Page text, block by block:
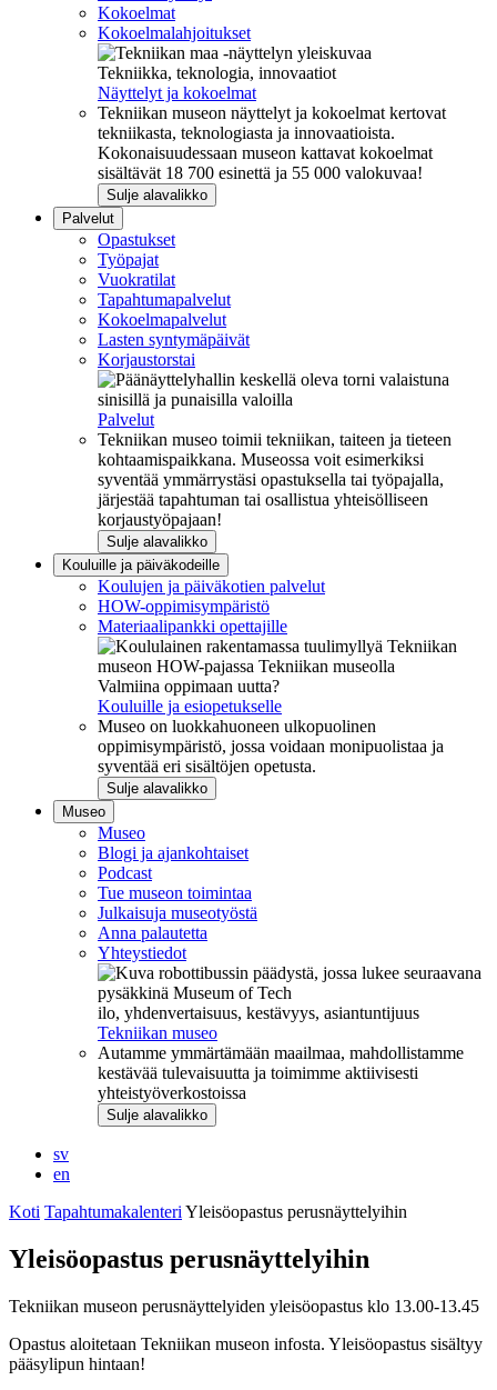
Kokoelmat
Kokoelmalahjoitukset
Tekniikka, teknologia, innovaatiot
Näyttelyt ja kokoelmat
Tekniikan museon näyttelyt ja kokoelmat kertovat
tekniikasta, teknologiasta ja innovaatioista.
Kokonaisuudessaan museon kattavat kokoelmat
sisältävät 18 700 esinettä ja 55 000 valokuvaa!
Sulje alavalikko
Palvelut
Opastukset
Työpajat
Vuokratilat
Tapahtumapalvelut
Kokoelmapalvelut
Lasten syntymäpäivät
Korjaustorstai
Palvelut
Tekniikan museo toimii tekniikan, taiteen ja tieteen
kohtaamispaikkana. Museossa voit esimerkiksi
syventää ymmärrystäsi opastuksella tai työpajalla,
järjestää tapahtuman tai osallistua yhteisölliseen
korjaustyöpajaan!
Sulje alavalikko
Kouluille ja päiväkodeille
Koulujen ja päiväkotien palvelut
HOW-oppimisympäristö
Materiaalipankki opettajille
Valmiina oppimaan uutta?
Kouluille ja esiopetukselle
Museo on luokkahuoneen ulkopuolinen
oppimisympäristö, jossa voidaan monipuolistaa ja
syventää eri sisältöjen opetusta.
Sulje alavalikko
Museo
Museo
Blogi ja ajankohtaiset
Podcast
Tue museon toimintaa
Julkaisuja museotyöstä
Anna palautetta
Yhteystiedot
ilo, yhdenvertaisuus, kestävyys, asiantuntijuus
Tekniikan museo
Autamme ymmärtämään maailmaa, mahdollistamme
kestävää tulevaisuutta ja toimimme aktiivisesti
yhteistyöverkostoissa
Sulje alavalikko
sv
en
Koti Tapahtumakalenteri Yleisöopastus perusnäyttelyihin
Yleisöopastus perusnäyttelyihin
Tekniikan museon perusnäyttelyiden yleisöopastus klo 13.00-13.45
Opastus aloitetaan Tekniikan museon infosta. Yleisöopastus sisältyy
pääsylipun hintaan!